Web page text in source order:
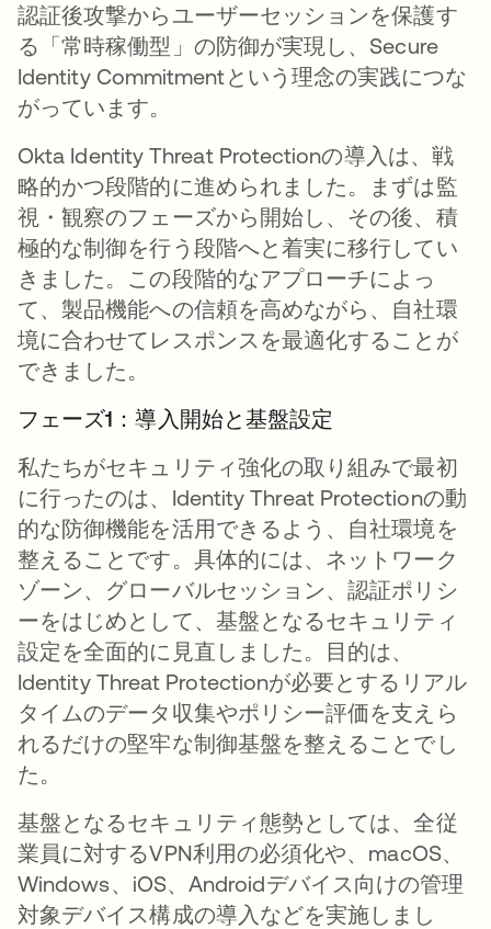
認証後攻撃からユーザーセッションを保護す
る「常時稼働型」の防御が実現し、Secure
Identity Commitmentという理念の実践につな
がっています。
Okta Identity Threat Protectionの導入は、戦
略的かつ段階的に進められました。まずは監
視・観察のフェーズから開始し、その後、積
極的な制御を行う段階へと着実に移行してい
きました。この段階的なアプローチによっ
て、製品機能への信頼を高めながら、自社環
境に合わせてレスポンスを最適化することが
できました。
フェーズ1：導入開始と基盤設定
私たちがセキュリティ強化の取り組みで最初
に行ったのは、Identity Threat Protectionの動
的な防御機能を活用できるよう、自社環境を
整えることです。具体的には、ネットワーク
ゾーン、グローバルセッション、認証ポリシ
ーをはじめとして、基盤となるセキュリティ
設定を全面的に見直しました。目的は、
Identity Threat Protectionが必要とするリアル
タイムのデータ収集やポリシー評価を支えら
れるだけの堅牢な制御基盤を整えることでし
た。
基盤となるセキュリティ態勢としては、全従
業員に対するVPN利用の必須化や、macOS、
Windows、iOS、Androidデバイス向けの管理
対象デバイス構成の導入などを実施しまし